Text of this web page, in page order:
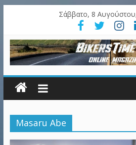
Σάββατο, 8
Masaru Abe